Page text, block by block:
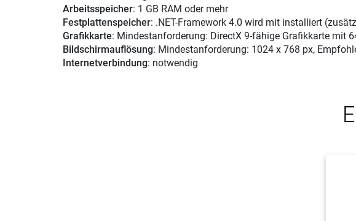
Arbeitsspeicher: 1 GB RAM oder mehr
Festplattenspeicher: .NET-Framework 4.0 wird mit installiert
Grafikkarte: Mindestanforderung: DirectX 9-fähige Grafikkarte mit
Bildschirmauflösung: Mindestanforderung: 1024 x 768 px,
Internetverbindung: notwendig